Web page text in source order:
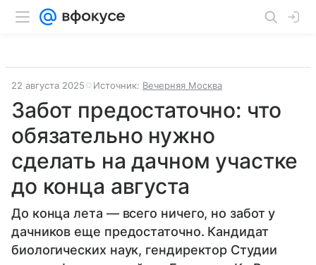
22 августа 2025 Источник: Вечерняя Москва
Забот предостаточно: что
обязательно нужно
сделать на дачном участке
до конца августа
До конца лета — всего ничего, но забот у
дачников еще предостаточно. Кандидат
биологических наук, гендиректор Студии